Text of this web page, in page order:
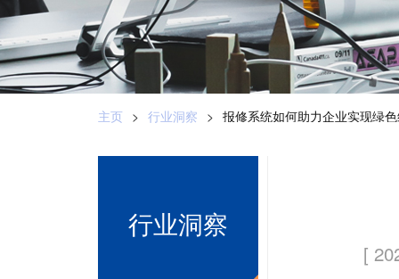
主页 > 行业洞察 > 报修系统如何助力企业实现绿
行业洞察
[